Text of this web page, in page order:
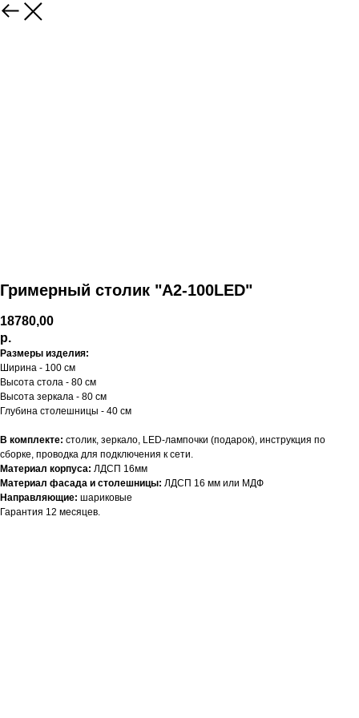
Гримерный столик "А2-100LED"
18780,00
р.
Размеры изделия:
Ширина - 100 см
Высота стола - 80 см
Высота зеркала - 80 см
Глубина столешницы - 40 см
В комплекте: столик, зеркало, LED-лампочки (подарок), инструкция по
сборке, проводка для подключения к сети.
Материал корпуса: ЛДСП 16мм
Материал фасада и столешницы: ЛДСП 16 мм или МДФ
Направляющие: шариковые
Гарантия 12 месяцев.